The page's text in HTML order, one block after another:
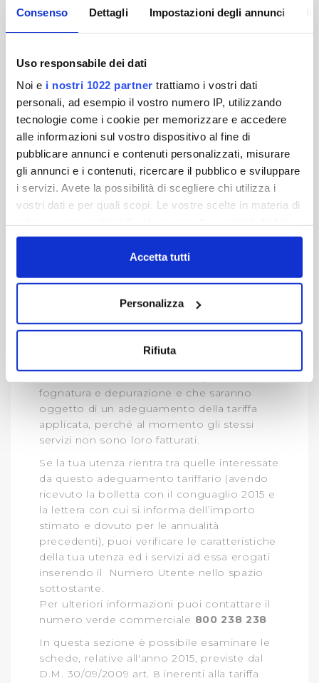
Consenso Dettagli Impostazioni degli annunci
Uso responsabile dei dati
Noi e i nostri 1022 partner trattiamo i vostri dati
personali, ad esempio il vostro numero IP, utilizzando
tecnologie come i cookie per memorizzare e accedere
alle informazioni sul vostro dispositivo al fine di
pubblicare annunci e contenuti personalizzati, misurare
gli annunci e i contenuti, ricercare il pubblico e sviluppare
i servizi. Avete la possibilità di scegliere chi utilizza i
vostri dati e per quali scopi. Le vostre scelte in materia di
in cui avete effettuato le vostre scelte. È possibile
modificare o revocare il proprio consenso in qualsiasi
momento dalla Dichiarazione sui cookie o facendo clic
Con il tuo consenso, vorremmo anche:
raccogliere informazioni sulla tua posizione
Identificare il tuo dispositivo, scansionandolo
attivamente alla ricerca di caratteristiche specifiche
(impronte digitali).
e imposta le tue preferenze nella sezione dettagli. Puoi
modificare o ritirare il tuo consenso in qualsiasi momento
dalla Dichiarazione sui cookie.
Utilizziamo dei cookie tecnici necessari per rendere
fruibile il sito web abilitandone funzionalità di base quali
la navigazione sulle pagine e l'accesso alle aree
protette. In linea con le preferenze manifestate
dall’Utente e con i consensi dallo stesso prestati, i
cookie possono essere inoltre utilizzati per analizzare il
traffico sul nostro sito web, per personalizzare
contenuti ed annunci e per fornire funzionalità dei social
media, condividendo informazioni sul modo in cui
Accetta tutti
Personalizza
Rifiuta
pagati, la verifica delle motivazione che
servizi usufruiti sarà disponibile per tutte le
utenze
Publiacqua ha infatti concluso il lavoro di
verifica e revisione sulle tariffe applicate
all’utenza. Un lavoro iniziato in conseguenza
della Sentenza 335 della Corte
Costituzionale e che ha comportato una
completa verifica delle banche dati,
attraverso un controllo sul campo, la
georeferenziazione dei contatori e la
mappatura del sistema infrastrutturale.
I risultati scaturiti da questa prima fase di
lavoro, poi, sono stati verificati assieme agli
Una verifica accurata al termine della quale
è ora possibile contare su una fotografia
ogni singola utenza.
Questo lavoro, come detto, ha fatto
fognatura e depurazione e che saranno
oggetto di un adeguamento della tariffa
applicata, perché al momento gli stessi
servizi non sono loro fatturati.
Se la tua utenza rientra tra quelle interessate
da questo adeguamento tariffario (avendo
ricevuto la bolletta con il conguaglio 2015 e
la lettera con cui si informa dell’importo
stimato e dovuto per le annualità
precedenti), puoi verificare le caratteristiche
della tua utenza ed i servizi ad essa erogati
inserendo il Numero Utente nello spazio
sottostante.
Per ulteriori informazioni puoi contattare il
numero verde commerciale 800 238 238
In questa sezione è possibile esaminare le
schede, relative all'anno 2015, previste dal
D.M. 30/09/2009 art. 8 inerenti alla tariffa